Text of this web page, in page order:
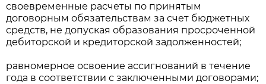
своевременные расчеты по принятым
договорным обязательствам за счет бюджетных
средств, не допуская образования просроченной
дебиторской и кредиторской задолженностей;
равномерное освоение ассигнований в течение
года в соответствии с заключенными договорами;